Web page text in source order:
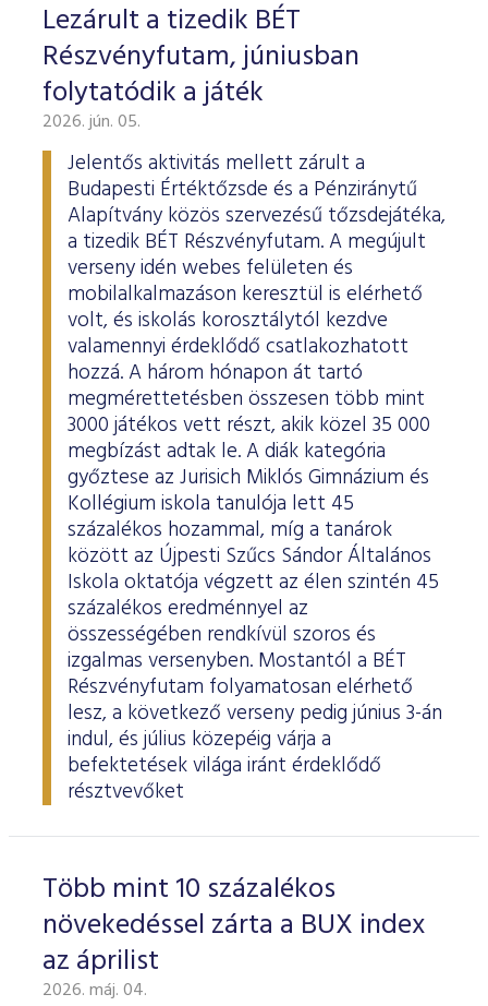
Lezárult a tizedik BÉT
Részvényfutam, júniusban
folytatódik a játék
2026. jún. 05.
Jelentős aktivitás mellett zárult a
Budapesti Értéktőzsde és a Pénziránytű
Alapítvány közös szervezésű tőzsdejátéka,
a tizedik BÉT Részvényfutam. A megújult
verseny idén webes felületen és
mobilalkalmazáson keresztül is elérhető
volt, és iskolás korosztálytól kezdve
valamennyi érdeklődő csatlakozhatott
hozzá. A három hónapon át tartó
megmérettetésben összesen több mint
3000 játékos vett részt, akik közel 35 000
megbízást adtak le. A diák kategória
győztese az Jurisich Miklós Gimnázium és
Kollégium iskola tanulója lett 45
százalékos hozammal, míg a tanárok
között az Újpesti Szűcs Sándor Általános
Iskola oktatója végzett az élen szintén 45
százalékos eredménnyel az
összességében rendkívül szoros és
izgalmas versenyben. Mostantól a BÉT
Részvényfutam folyamatosan elérhető
lesz, a következő verseny pedig június 3-án
indul, és július közepéig várja a
befektetések világa iránt érdeklődő
résztvevőket
Több mint 10 százalékos
növekedéssel zárta a BUX index
az áprilist
2026. máj. 04.